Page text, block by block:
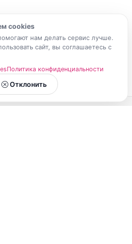
cookies
нам делать сервис лучше.
сайт, вы соглашаетесь с
Политика конфиденциальности
Отклонить